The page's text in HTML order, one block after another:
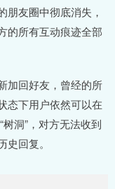
朋友圈中彻底消失，
的所有互动痕迹全部
加回好友，曾经的所
态下用户依然可以在
洞”，对方无法收到
回复。